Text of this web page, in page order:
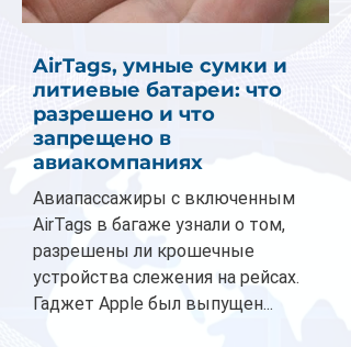
AirTags, умные сумки и
литиевые батареи: что
разрешено и что
запрещено в
авиакомпаниях
Авиапассажиры с включенным
AirTags в багаже узнали о том,
разрешены ли крошечные
устройства слежения на рейсах.
Гаджет Apple был выпущен...